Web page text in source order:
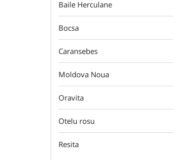
Baile Herculane
Bocsa
Caransebes
Moldova Noua
Oravita
Otelu rosu
Resita